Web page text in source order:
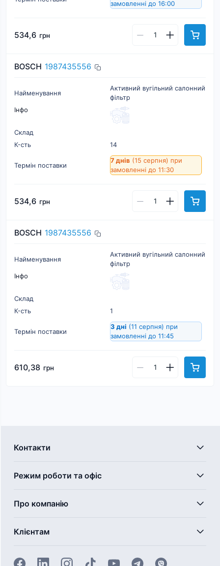
замовленні до 16:00
534,6 грн
BOSCH 1987435556
Найменування
Активний вугільний салонний
фільтр
Інфо
Склад
К-cть
14
Термін поставки
7 днів (15 серпня) при
замовленні до 11:30
534,6 грн
BOSCH 1987435556
Найменування
Активний вугільний салонний
фільтр
Інфо
Склад
К-cть
1
Термін поставки
3 дні (11 серпня) при
замовленні до 11:45
610,38 грн
Контакти
Режим роботи та офіс
Про компанію
Клієнтам